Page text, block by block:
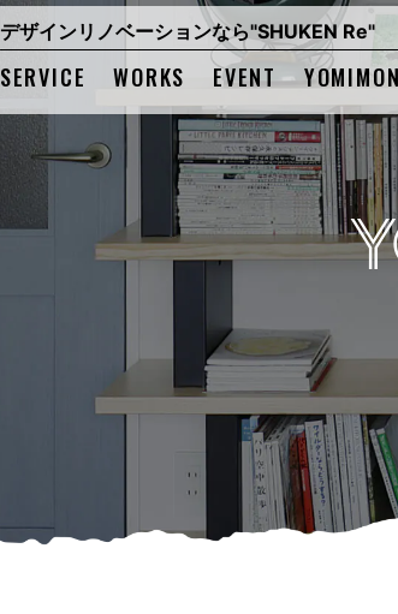
デザインリノベーションなら"SHUKEN Re"
SERVICE WORKS EVENT